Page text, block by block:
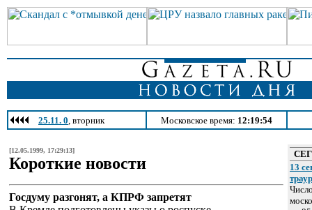
25.11. 0, вторник Московское время: 12:19:54
[12.05.1999, 17:29:13]
Короткие новости
Госдуму разгонят, а КПРФ запретят
13